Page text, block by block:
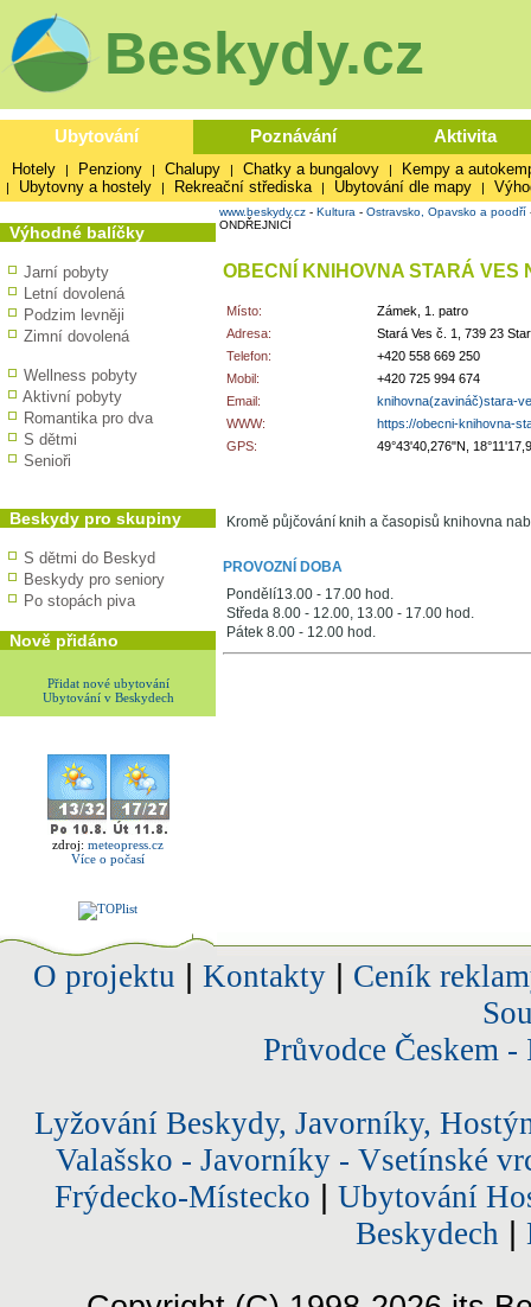
Beskydy.cz
Ubytování Poznávání Aktivita
Hotely | Penziony | Chalupy | Chatky a bungalovy | Kempy a
| Ubytovny a hostely | Rekreační střediska | Ubytování dle mapy |
Výhodné balíčky
Jarní pobyty
Letní dovolená
Podzim levněji
Zimní dovolená
Wellness pobyty
Aktivní pobyty
Romantika pro dva
S dětmi
Senioři
Beskydy pro skupiny
S dětmi do Beskyd
Beskydy pro seniory
Po stopách piva
Nově přidáno
Přidat nové ubytování
Ubytování v Beskydech
zdroj: meteopress.cz
Více o počasí
www.beskydy.cz - Kultura - Ostravsko, Opavsko a poodří
ONDŘEJNICÍ
OBECNÍ KNIHOVNA STARÁ VES
Místo:
Zámek, 1. patro
Adresa:
Stará Ves č. 1, 739 23
Telefon:
+420 558 669 250
Mobil:
+420 725 994 674
Email:
knihovna(zavináč)stara-
WWW:
https://obecni-knihovna-
GPS:
49°43'40,276"N,
Kromě půjčování knih a časopisů knihovna
PROVOZNÍ DOBA
Pondělí13.00 - 17.00 hod.
Středa 8.00 - 12.00, 13.00 - 17.00 hod.
Pátek 8.00 - 12.00 hod.
O projektu Kontakty| Ceník
Průvodce Českem
Lyžování Beskydy, Javorníky,
Valašsko - Javorníky - Vsetínské
Frýdecko-Místecko
Ubytování
Beskydech